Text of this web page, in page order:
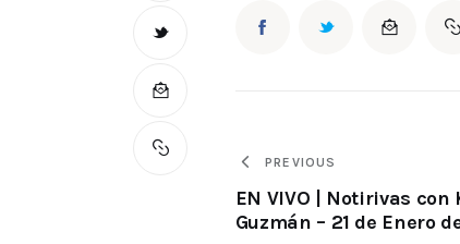
PREVIOUS
EN VIVO | Notirivas con
Guzmán – 21 de Enero